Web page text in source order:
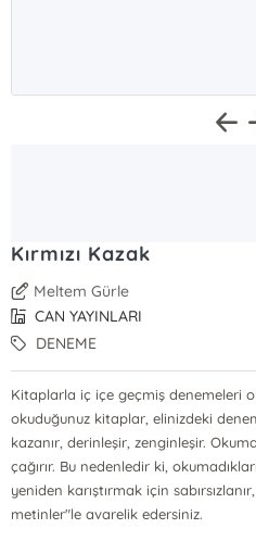
Kırmızı Kazak
Meltem Gürle
CAN YAYINLARI
DENEME
Kitaplarla iç içe geçmiş denemeleri
okuduğunuz kitaplar, elinizdeki
kazanır, derinleşir, zenginleşir.
çağırır. Bu nedenledir ki,
yeniden karıştırmak için
metinler"le avarelik edersiniz.